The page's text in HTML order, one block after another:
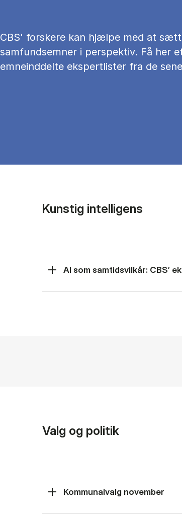
CBS' forskere kan hjælpe med at
samfundsemner i perspektiv. Få her
emneinddelte ekspertlister fra de
Kunstig intelligens
AI som samtidsvilkår: CBS’
Valg og politik
Kommunalvalg november